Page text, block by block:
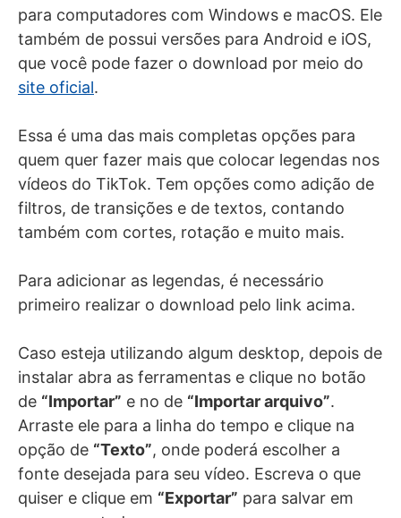
para computadores com Windows e macOS. Ele
também de possui versões para Android e iOS,
que você pode fazer o download por meio do
site oficial.
Essa é uma das mais completas opções para
quem quer fazer mais que colocar legendas nos
vídeos do TikTok. Tem opções como adição de
filtros, de transições e de textos, contando
também com cortes, rotação e muito mais.
Para adicionar as legendas, é necessário
primeiro realizar o download pelo link acima.
Caso esteja utilizando algum desktop, depois de
instalar abra as ferramentas e clique no botão
de “Importar” e no de “Importar arquivo”.
Arraste ele para a linha do tempo e clique na
opção de “Texto”, onde poderá escolher a
fonte desejada para seu vídeo. Escreva o que
quiser e clique em “Exportar” para salvar em